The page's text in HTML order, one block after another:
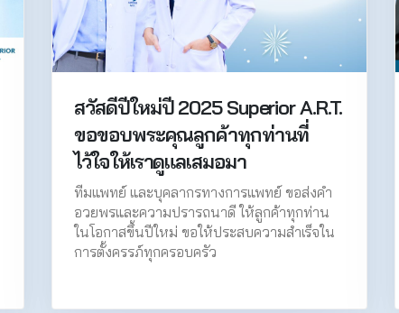
สวัสดีปีใหม่ปี 2025 Superior A.R.T.
ขอขอบพระคุณลูกค้าทุกท่านที่
ไว้ใจให้เราดูแลเสมอมา
ทีมแพทย์ และบุคลากรทางการแพทย์ ขอส่งคำ
อวยพรและความปรารถนาดี ให้ลูกค้าทุกท่าน
ในโอกาสขึ้นปีใหม่ ขอให้ประสบความสำเร็จใน
การตั้งครรภ์ทุกครอบครัว